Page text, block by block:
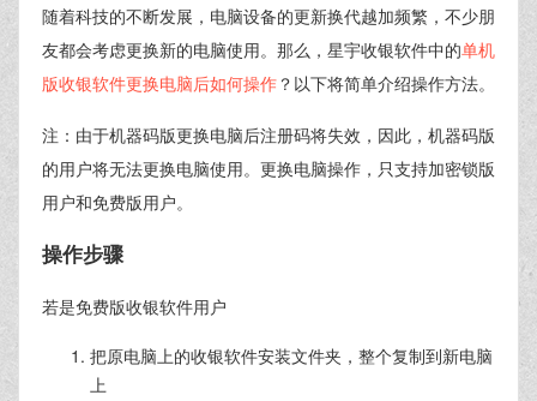
随着科技的不断发展，电脑设备的更新换代越加频繁，不少朋
友都会考虑更换新的电脑使用。那么，星宇收银软件中的单机
版收银软件更换电脑后如何操作 ？以下将简单介绍操作方法。
注：由于机器码版更换电脑后注册码将失效，因此，机器码版
的用户将无法更换电脑使用。更换电脑操作，只支持加密锁版
用户和免费版用户。
操作步骤
若是免费版收银软件用户
把原电脑上的收银软件安装文件夹，整个复制到新电脑
上